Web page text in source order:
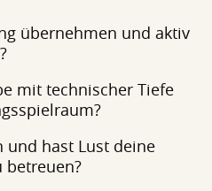
übernehmen und aktiv
mit technischer Tiefe
und hast Lust deine
betreuen?